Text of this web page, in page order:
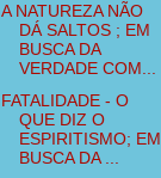
A NATUREZA NÃO
DÁ SALTOS ; EM
BUSCA DA
VERDADE COM...
FATALIDADE - O
QUE DIZ O
ESPIRITISMO; EM
BUSCA DA ...